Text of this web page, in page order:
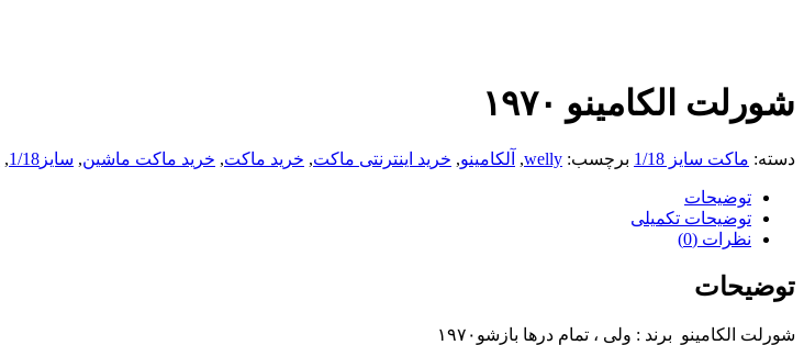
شورلت الکامینو ۱۹۷۰
دسته: ماکت سایز 1/18 برچسب: welly
, آلکامینو, خرید اینترنتی ماکت, خرید ماکت, خرید ماکت ماشین, سایز1/18 ,
توضیحات
توضیحات تکمیلی
نظرات (0)
توضیحات
شورلت الکامینو برند : ولی ، تمام درها بازشو۱۹۷۰